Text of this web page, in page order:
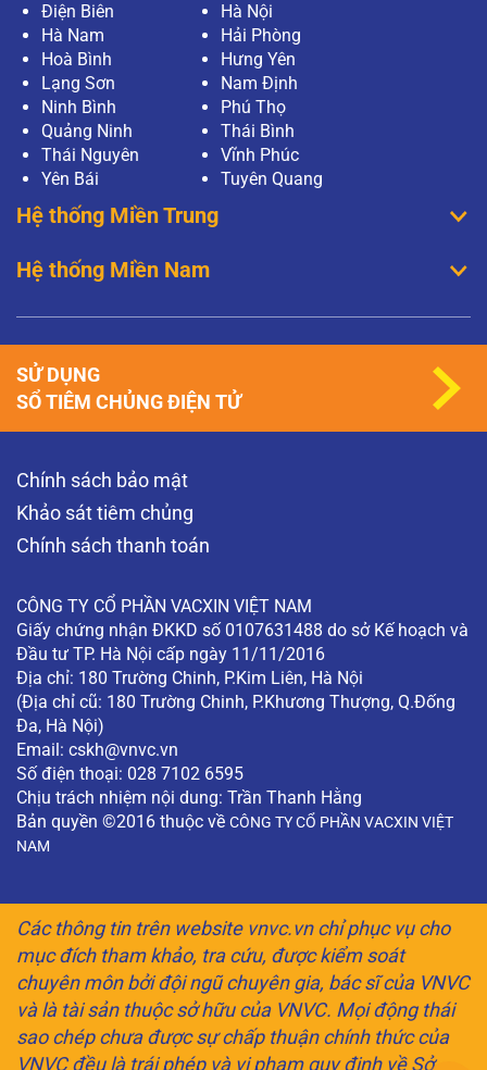
Điện Biên
Hà Nội
Hà Nam
Hải Phòng
Hoà Bình
Hưng Yên
Lạng Sơn
Nam Định
Ninh Bình
Phú Thọ
Quảng Ninh
Thái Bình
Thái Nguyên
Vĩnh Phúc
Yên Bái
Tuyên Quang
Hệ thống Miền Trung
Hệ thống Miền Nam
Chính sách bảo mật
Khảo sát tiêm chủng
Chính sách thanh toán
CÔNG TY CỔ PHẦN VACXIN VIỆT NAM
Giấy chứng nhận ĐKKD số 0107631488 do sở Kế hoạch và
Đầu tư TP. Hà Nội cấp ngày 11/11/2016
Địa chỉ: 180 Trường Chinh, P.Kim Liên, Hà Nội
(Địa chỉ cũ: 180 Trường Chinh, P.Khương Thượng, Q.Đống
Đa, Hà Nội)
Email: cskh@vnvc.vn
Số điện thoại: 028 7102 6595
Chịu trách nhiệm nội dung: Trần Thanh Hằng
Bản quyền ©2016 thuộc về CÔNG TY CỔ PHẦN VACXIN VIỆT
NAM
SỬ DỤNG
SỔ TIÊM CHỦNG ĐIỆN TỬ
Các thông tin trên website vnvc.vn chỉ phục vụ cho
mục đích tham khảo, tra cứu, được kiểm soát
chuyên môn bởi đội ngũ chuyên gia, bác sĩ của VNVC
và là tài sản thuộc sở hữu của VNVC. Mọi động thái
sao chép chưa được sự chấp thuận chính thức của
VNVC đều là trái phép và vi phạm quy định về Sở